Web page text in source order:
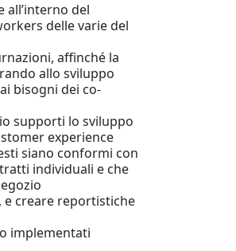
all’interno del
delle varie del
affinché la
allo sviluppo
bisogni dei co-
supporti lo sviluppo
experience
siano conformi con
individuali e che
e creare reportistiche
implementati